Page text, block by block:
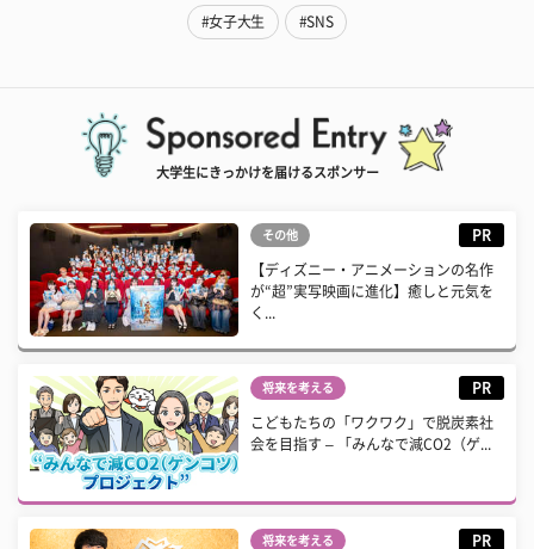
#女子大生 #SNS
大学生にきっかけを届けるスポンサー
その他 PR
【ディズニー・アニメーションの名作
が“超”実写映画に進化】癒しと元気を
く...
将来を考える PR
こどもたちの「ワクワク」で脱炭素社
会を目指す – 「みんなで減CO2（ゲ...
将来を考える PR